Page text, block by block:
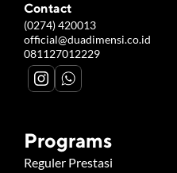
Contact
(0274) 420013
official@duadimensi.co.id
081127012229
Programs
Reguler Prestasi